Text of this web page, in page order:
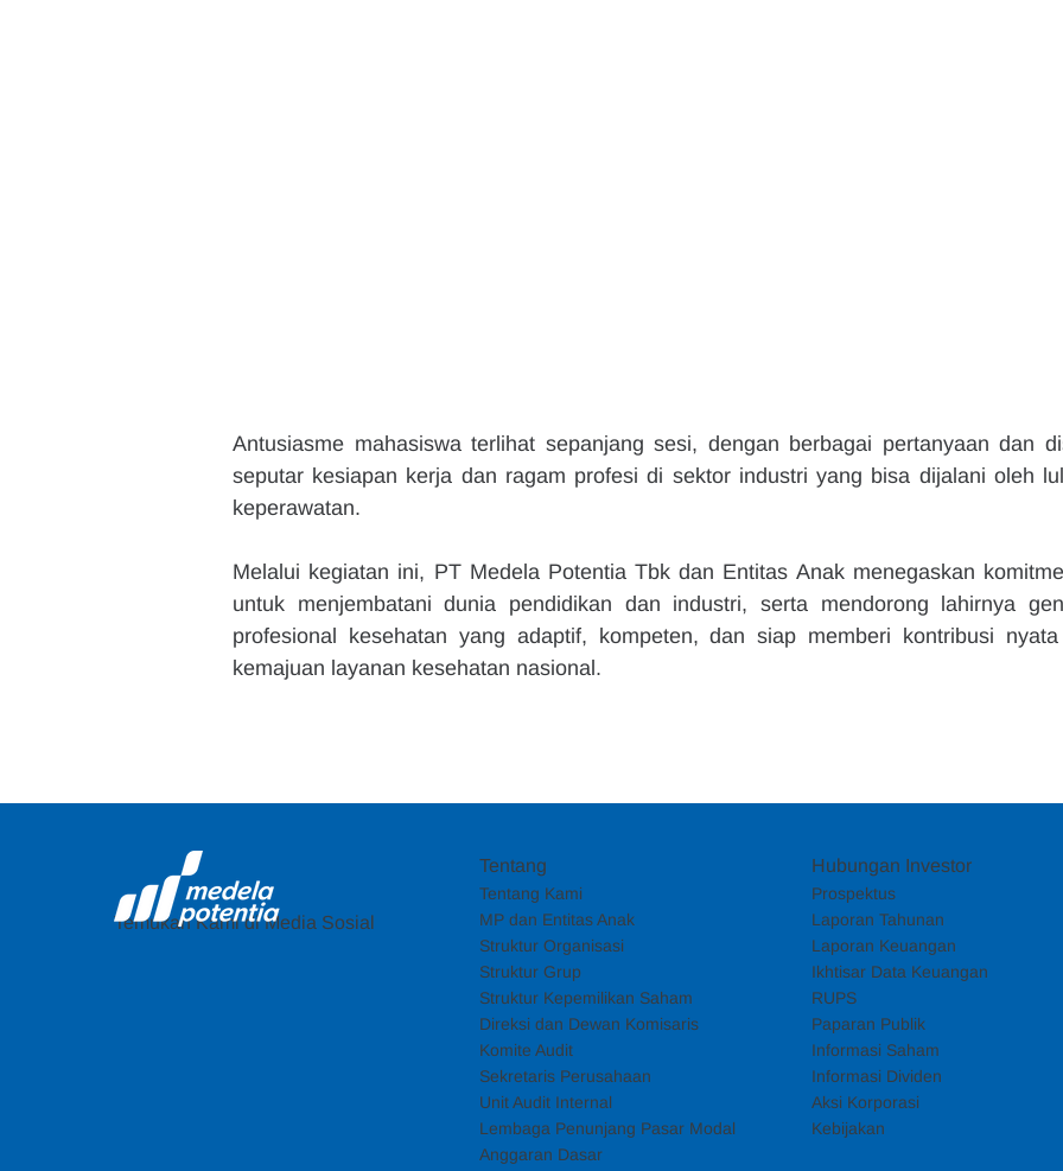
Antusiasme mahasiswa terlihat sepanjang sesi, dengan berbagai pertanyaan dan
seputar kesiapan kerja dan ragam profesi di sektor industri yang bisa dijalani oleh
keperawatan.
Melalui kegiatan ini, PT Medela Potentia Tbk dan Entitas Anak menegaskan
untuk menjembatani dunia pendidikan dan industri, serta mendorong lahirnya
profesional kesehatan yang adaptif, kompeten, dan siap memberi kontribusi
kemajuan layanan kesehatan nasional.
Prospektus
Laporan Tahunan
Laporan Keuangan
Ikhtisar Data Keuangan
RUPS
Paparan Publik
Informasi Saham
Informasi Dividen
Aksi Korporasi
Kebijakan
Hubungan Investor
Tentang Kami
MP dan Entitas Anak
Struktur Organisasi
Struktur Grup
Struktur Kepemilikan Saham
Direksi dan Dewan Komisaris
Komite Audit
Sekretaris Perusahaan
Unit Audit Internal
Lembaga Penunjang Pasar Modal
Anggaran Dasar
Tentang
Temukan Kami di Media Sosial